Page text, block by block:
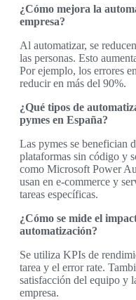
¿Cómo mejora la
empresa?
Al automatizar, se
las personas. Esto
Por ejemplo, los errores
reducir en más del 90%.
¿Qué tipos de
pymes en España?
Las pymes se benefician
plataformas sin código y
como Microsoft Power
usan en e-commerce y
tareas específicas.
¿Cómo se mide el
automatización?
Se utiliza KPIs de
tarea y el error rate.
satisfacción del equipo y
empresa.